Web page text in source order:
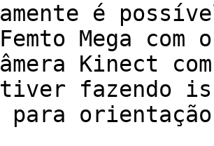
é
Mega
Kinect
fazendo
para